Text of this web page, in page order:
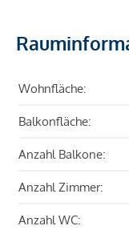
Wohnfläche:
Balkonfläche:
Anzahl Balkone:
Anzahl Zimmer:
Anzahl WC: